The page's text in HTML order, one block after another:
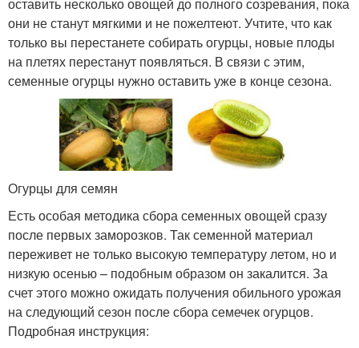
оставить несколько овощей до полного созревания, пока
они не станут мягкими и не пожелтеют. Учтите, что как
только вы перестанете собирать огурцы, новые плоды
на плетях перестанут появляться. В связи с этим,
семенные огурцы нужно оставить уже в конце сезона.
Огурцы для семян
Есть особая методика сбора семенных овощей сразу
после первых заморозков. Так семенной материал
переживет не только высокую температуру летом, но и
низкую осенью – подобным образом он закалится. За
счет этого можно ожидать получения обильного урожая
на следующий сезон после сбора семечек огурцов.
Подробная инструкция: